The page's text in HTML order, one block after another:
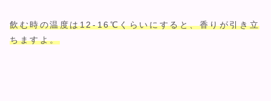
飲む時の温度は12-16℃くらいにすると、香りが引き立
ちますよ。